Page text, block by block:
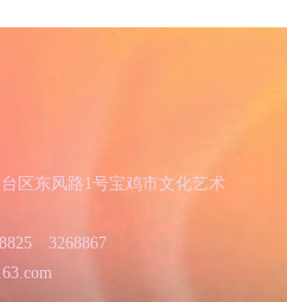
区东风路1号宝鸡市文化艺术
3268867